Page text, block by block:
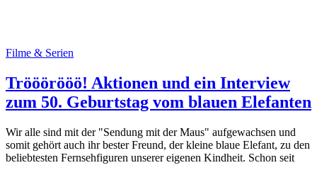
Filme & Serien
Trööörööö! Aktionen und ein Interview
zum 50. Geburtstag vom blauen Elefanten
Wir alle sind mit der "Sendung mit der Maus" aufgewachsen und
somit gehört auch ihr bester Freund, der kleine blaue Elefant, zu den
beliebtesten Fernsehfiguren unserer eigenen Kindheit. Schon seit